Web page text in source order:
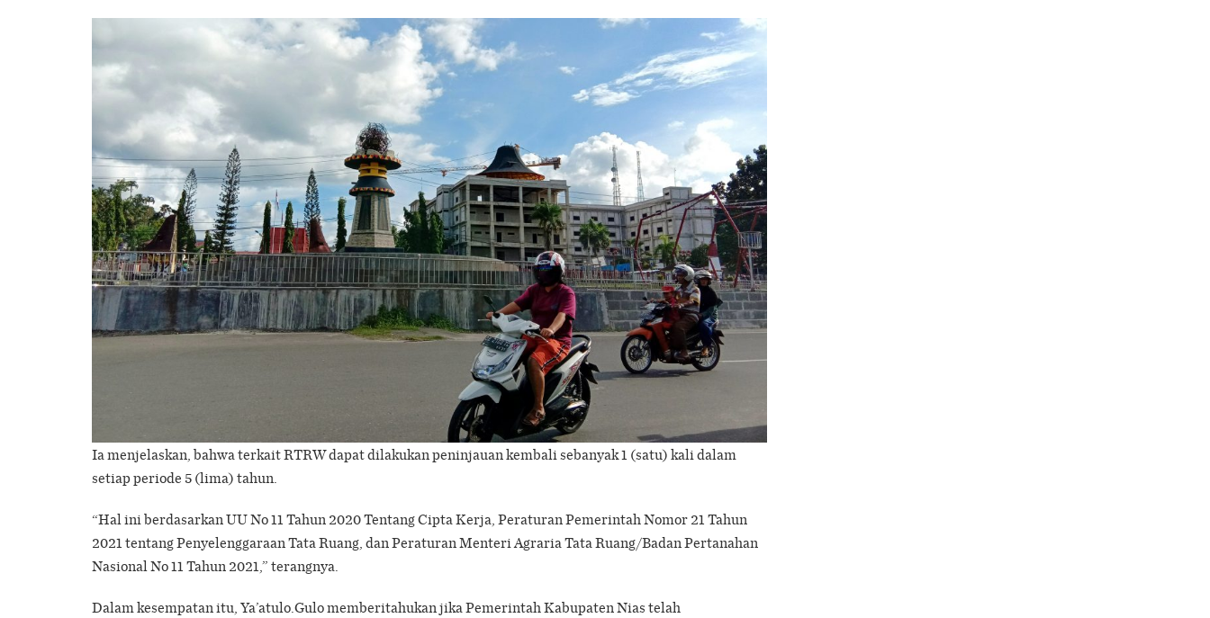
Ia menjelaskan, bahwa terkait RTRW dapat dilakukan peninjauan kembali sebanyak 1 (satu) kali dalam
setiap periode 5 (lima) tahun.
“Hal ini berdasarkan UU No 11 Tahun 2020 Tentang Cipta Kerja, Peraturan Pemerintah Nomor 21 Tahun
2021 tentang Penyelenggaraan Tata Ruang, dan Peraturan Menteri Agraria Tata Ruang/Badan Pertanahan
Nasional No 11 Tahun 2021,” terangnya.
Dalam kesempatan itu, Ya’atulo.Gulo memberitahukan jika Pemerintah Kabupaten Nias telah